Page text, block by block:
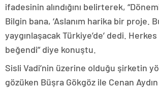
ifadesinin alındığını belirterek,
Bilgin bana, ‘Aslanım harika bir proje.
yaygınlaşacak Türkiye’de’ dedi.
beğendi” diye konuştu.
Sisli Vadi’nin üzerine olduğu şirketin
gözüken Büşra Gökgöz ile Cenan